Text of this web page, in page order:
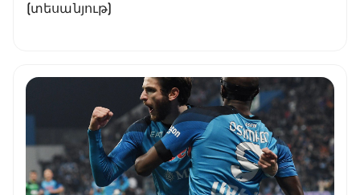
(տեսանյութ)